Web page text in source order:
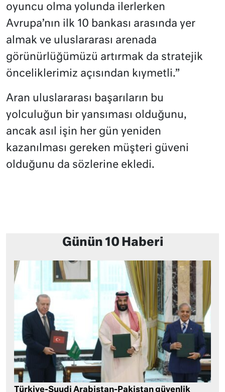
oyuncu olma yolunda ilerlerken
Avrupa’nın ilk 10 bankası arasında yer
almak ve uluslararası arenada
görünürlüğümüzü artırmak da stratejik
önceliklerimiz açısından kıymetli.”
Aran uluslararası başarıların bu
yolculuğun bir yansıması olduğunu,
ancak asıl işin her gün yeniden
kazanılması gereken müşteri güveni
olduğunu da sözlerine ekledi.
Günün 10 Haberi
Türkiye-Suudi Arabistan-Pakistan güvenlik